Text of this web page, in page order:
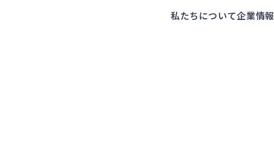
私たちについて企業情報